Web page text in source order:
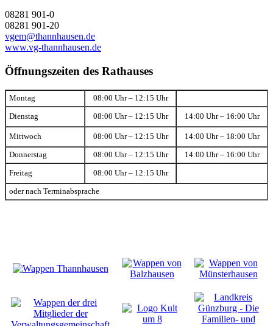
08281 901-0
08281 901-20
vgem@thannhausen.de
www.vg-thannhausen.de
Öffnungszeiten des Rathauses
Montag 08:00 Uhr – 12:15 Uhr
Dienstag 08:00 Uhr – 12:15 Uhr 14:00 Uhr – 16:00 Uhr
Mittwoch 08:00 Uhr – 12:15 Uhr 14:00 Uhr – 18:00 Uhr
Donnerstag 08:00 Uhr – 12:15 Uhr 14:00 Uhr – 16:00 Uhr
Freitag 08:00 Uhr – 12:15 Uhr
oder nach Terminabsprache